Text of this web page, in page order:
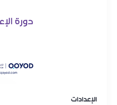
الإعدادات